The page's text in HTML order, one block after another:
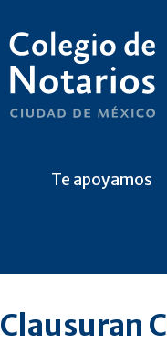
Te apoyamos
Clausuran